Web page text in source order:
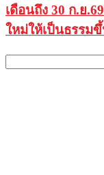
เดือนถึง 30 ก.ย
ใหม่ให้เป็นธรรม